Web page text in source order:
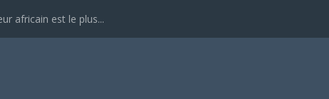
africain est le plus...